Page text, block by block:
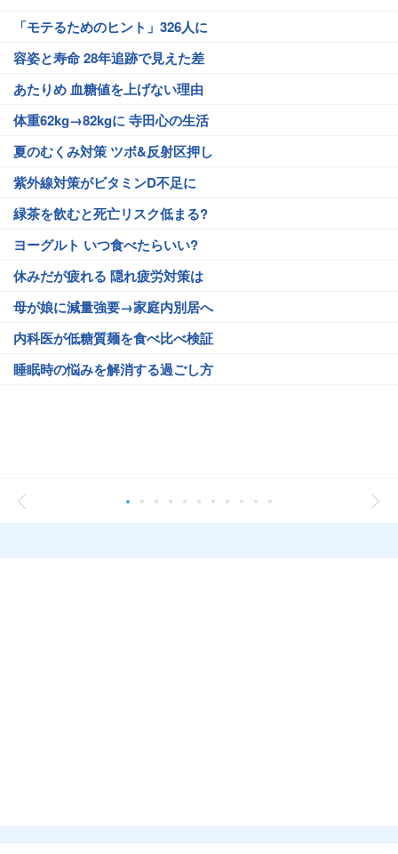
「モテるためのヒント」326人に
容姿と寿命 28年追跡で見えた差
あたりめ 血糖値を上げない理由
体重62kg→82kgに 寺田心の生活
夏のむくみ対策 ツボ&反射区押し
紫外線対策がビタミンD不足に
緑茶を飲むと死亡リスク低まる?
ヨーグルト いつ食べたらいい?
休みだが疲れる 隠れ疲労対策は
母が娘に減量強要→家庭内別居へ
内科医が低糖質麺を食べ比べ検証
睡眠時の悩みを解消する過ごし方